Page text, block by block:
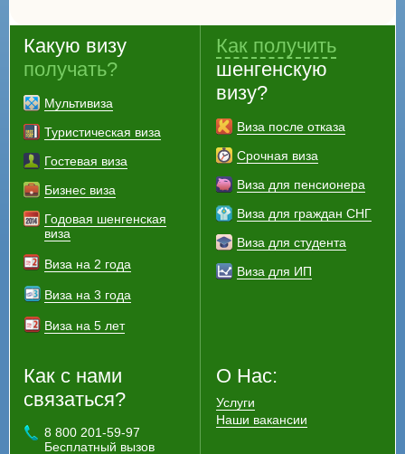
Какую визу
получать?
Мультивиза
Туристическая виза
Гостевая виза
Бизнес виза
Годовая шенгенская
виза
Виза на 2 года
Виза на 3 года
Виза на 5 лет
Как получить
шенгенскую
визу?
Виза после отказа
Срочная виза
Виза для пенсионера
Виза для граждан СНГ
Виза для студента
Виза для ИП
Как с нами
связаться?
8 800 201-59-97
Бесплатный вызов
О Нас:
Услуги
Наши вакансии